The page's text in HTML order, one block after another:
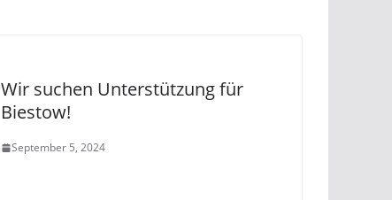
Wir suchen Unterstützung für
Biestow!
September 5, 2024